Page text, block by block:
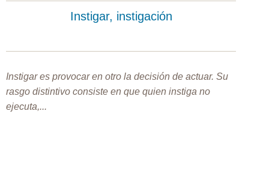
Instigar, instigación
Instigar es provocar en otro la decisión de actuar. Su
rasgo distintivo consiste en que quien instiga no
ejecuta,...